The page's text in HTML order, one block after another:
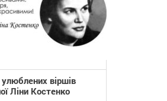
віршів
Ліни Костенко